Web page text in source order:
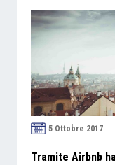
5 Ottobre 2017
Tramite Airbnb